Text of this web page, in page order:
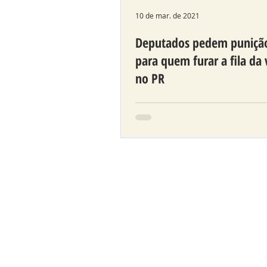
Deputados pedem punição
para quem furar a fila da
no PR
Diante da morosidade no
de vacinação no Brasil, os
10 de mar. de 2021